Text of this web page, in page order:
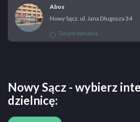
Abos
Nowy Sącz, ul. Jana Długosza 34
Do porównania
Nowy Sącz - wybierz
dzielnicę: